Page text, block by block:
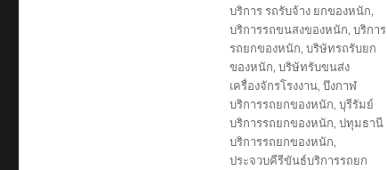
บริการ รถรับจ้าง ยกของหนัก,
บริการรถขนสงของหนัก, บริการ
รถยกของหนัก, บริษัทรถรับยก
ของหนัก, บริษัทรับขนส่ง
เครื่องจักรโรงงาน, บึงกาฬ
บริการรถยกของหนัก, บุรีรัมย์
บริการรถยกของหนัก, ปทุมธานี
บริการรถยกของหนัก,
ประจวบคีรีขันธ์บริการรถยก